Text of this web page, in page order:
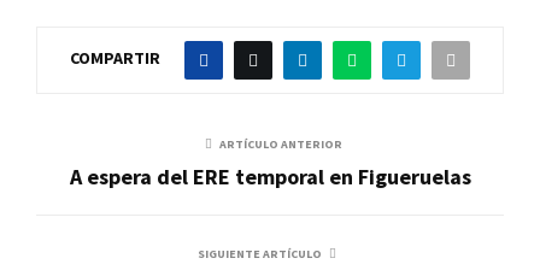
COMPARTIR
ARTÍCULO ANTERIOR
A espera del ERE temporal en Figueruelas
SIGUIENTE ARTÍCULO